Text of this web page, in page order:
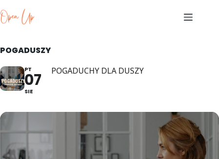
to
content
POGADUSZY
PT
07
SIE
POGADUCHY DLA DUSZY